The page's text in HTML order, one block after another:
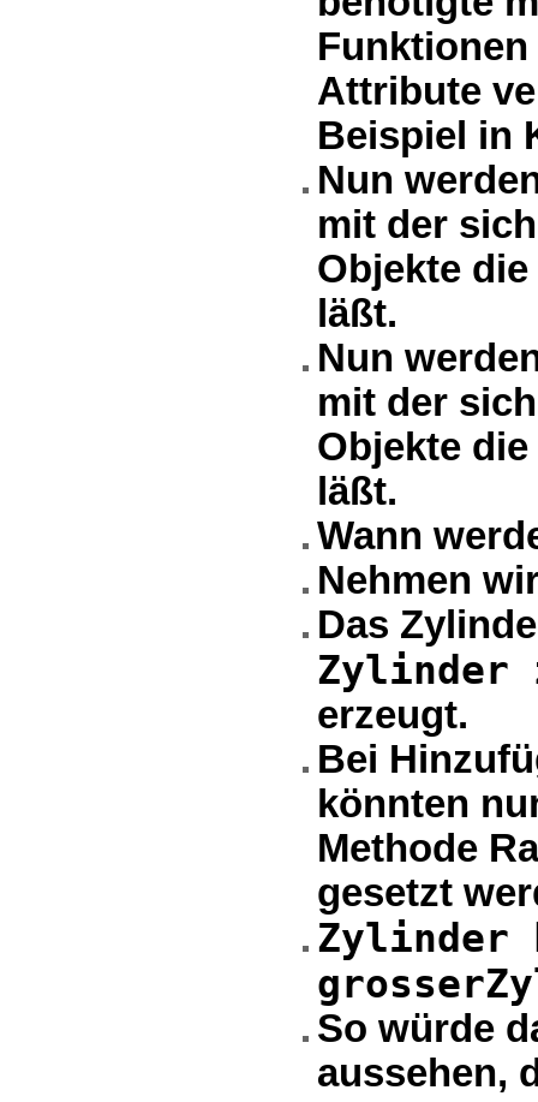
Attribute
Beispiel in
Nun
mit der
Objekte
läßt.
Nun
mit der
Objekte
läßt.
Wann
Nehmen
Das
Zylinder
erzeugt.
Bei
könnten
Methode
gesetzt
Zylinder
So würde
aussehen,